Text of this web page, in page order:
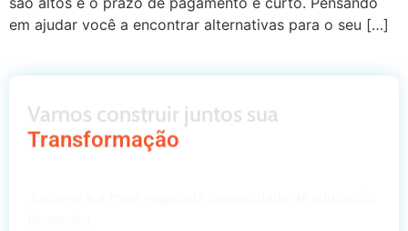
em ajudar você a encontrar alternativas para o seu […]
Vamos construir juntos sua
Transformação